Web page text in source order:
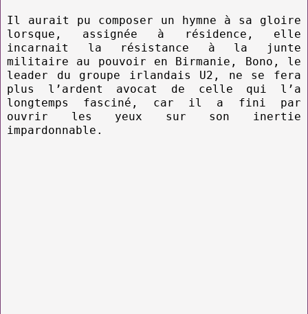
Il aurait pu composer un hymne à sa gloire
lorsque, assignée à résidence, elle
incarnait la résistance à la junte
militaire au pouvoir en Birmanie, Bono, le
leader du groupe irlandais U2, ne se fera
plus l’ardent avocat de celle qui l’a
longtemps fasciné, car il a fini par
ouvrir les yeux sur son inertie
impardonnable.